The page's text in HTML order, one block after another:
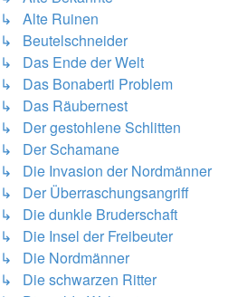
↳ Alte Ruinen
↳ Beutelschneider
↳ Das Ende der Welt
↳ Das Bonaberti Problem
↳ Das Räubernest
↳ Der gestohlene Schlitten
↳ Der Schamane
↳ Die Invasion der Nordmänner
↳ Der Überraschungsangriff
↳ Die dunkle Bruderschaft
↳ Die Insel der Freibeuter
↳ Die Nordmänner
↳ Die schwarzen Ritter